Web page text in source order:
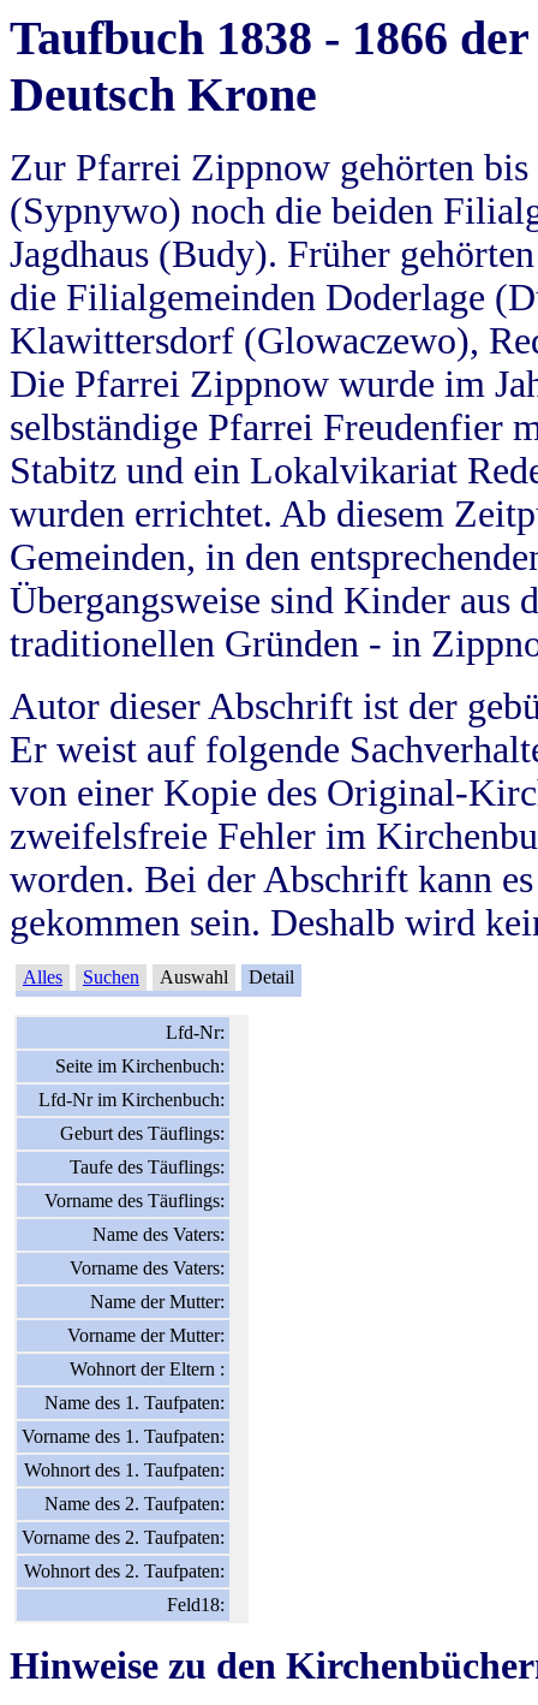
Taufbuch 1838 - 1866
Deutsch Krone
Zur Pfarrei Zippnow gehörten
(Sypnywo) noch die beiden
Jagdhaus (Budy). Früher
die Filialgemeinden Doderlage
Klawittersdorf (Glowaczewo),
Die Pfarrei Zippnow wurde im
selbständige Pfarrei Freudenfier
Stabitz und ein Lokalvikariat
wurden errichtet. Ab diesem
Gemeinden, in den
Übergangsweise sind Kinder aus
traditionellen Gründen - in
Autor dieser Abschrift ist der
Er weist auf folgende
von einer Kopie des Original-
zweifelsfreie Fehler im
worden. Bei der Abschrift kann
gekommen sein. Deshalb wird
Alles Suchen Auswahl Detail
Lfd-Nr:
Seite im Kirchenbuch:
Lfd-Nr im Kirchenbuch:
Geburt des Täuflings:
Taufe des Täuflings:
Vorname des Täuflings:
Name des Vaters:
Vorname des Vaters:
Name der Mutter:
Vorname der Mutter:
Wohnort der Eltern :
Name des 1. Taufpaten:
Vorname des 1. Taufpaten:
Wohnort des 1. Taufpaten:
Name des 2. Taufpaten:
Vorname des 2. Taufpaten:
Wohnort des 2. Taufpaten:
Feld18:
Hinweise zu den